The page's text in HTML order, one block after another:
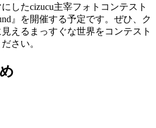
したcizucu主宰フォトコンテスト
』を開催する予定です。ぜひ、ク
えるまっすぐな世界をコンテスト
さい。